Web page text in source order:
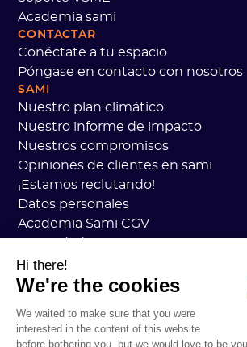
Academia sami
CONTACTAR
Conéctate a tu espacio
Póngase en contacto con nosotros
SAMI
Nuestro plan climático
Nuestro informe de impacto
Nuestros compromisos
Opiniones de clientes en sami
¡Estamos reclutando!
Datos personales
Academia Sami CGV
Estado de los servicios
Información legal
Plan general de carbono
Práctica de carbono abierto
Hi there!
We're the cookies
We waited to make sure that you were
interested in the content of this website
before bothering you, but we would love to be